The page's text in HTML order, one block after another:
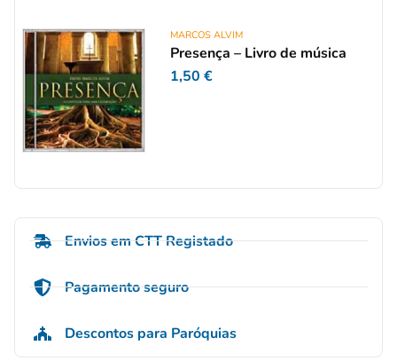
MARCOS ALVIM
Presença – Livro de música
1,50€
Envios em CTT Registado
Pagamento seguro
Descontos para Paróquias